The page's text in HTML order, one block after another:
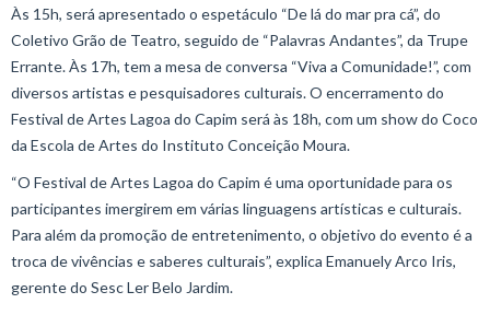
Às 15h, será apresentado o espetáculo “De lá do mar pra cá”, do
Coletivo Grão de Teatro, seguido de “Palavras Andantes”, da Trupe
Errante. Às 17h, tem a mesa de conversa “Viva a Comunidade!”, com
diversos artistas e pesquisadores culturais. O encerramento do
Festival de Artes Lagoa do Capim será às 18h, com um show do Coco
da Escola de Artes do Instituto Conceição Moura.
“O Festival de Artes Lagoa do Capim é uma oportunidade para os
participantes imergirem em várias linguagens artísticas e culturais.
Para além da promoção de entretenimento, o objetivo do evento é a
troca de vivências e saberes culturais”, explica Emanuely Arco Iris,
gerente do Sesc Ler Belo Jardim.